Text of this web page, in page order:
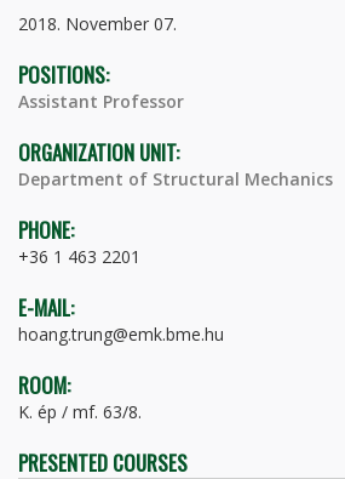
2018. November 07.
POSITIONS:
Assistant Professor
ORGANIZATION UNIT:
Department of Structural Mechanics
PHONE:
+36 1 463 2201
E-MAIL:
hoang.trung@emk.bme.hu
ROOM:
K. ép / mf. 63/8.
PRESENTED COURSES